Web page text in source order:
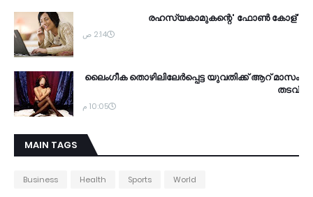
'രഹസ്യകാമുകന്റെ' ഫോണ്‍ കോള്‍
2:14 ص
ലൈംഗീക തൊഴിലിലേര്‍പ്പെട്ട യുവതിക്ക് ആറ് മാസം
തടവ്
10:05 م
MAIN TAGS
Business Health Sports World